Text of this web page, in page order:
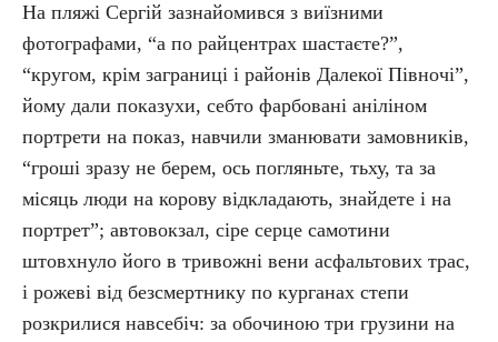
На пляжі Сергій зазнайомився з виїзними
фотографами, “а по райцентрах шастаєте?”,
“кругом, крім заграниці і районів Далекої Півночі”,
йому дали показухи, себто фарбовані аніліном
портрети на показ, навчили зманювати замовників,
“гроші зразу не берем, ось погляньте, тьху, та за
місяць люди на корову відкладають, знайдете і на
портрет”; автовокзал, сіре серце самотини
штовхнуло його в тривожні вени асфальтових трас,
і рожеві від безсмертнику по курганах степи
розкрилися навсебіч: за обочиною три грузини на